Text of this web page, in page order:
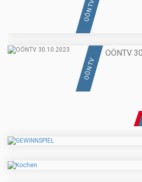
OÖN TV
OÖN TV
OÖNTV